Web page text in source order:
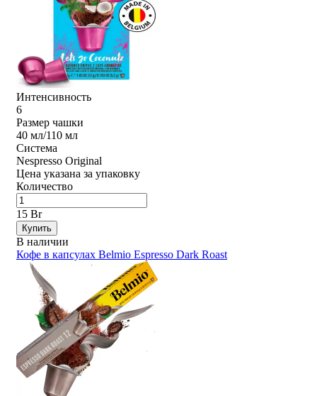
Интенсивность
6
Размер чашки
40 мл/110 мл
Система
Nespresso Original
Цена указана за упаковку
Количество
15 Br
Купить
В наличии
Кофе в капсулах Belmio Espresso Dark Roast